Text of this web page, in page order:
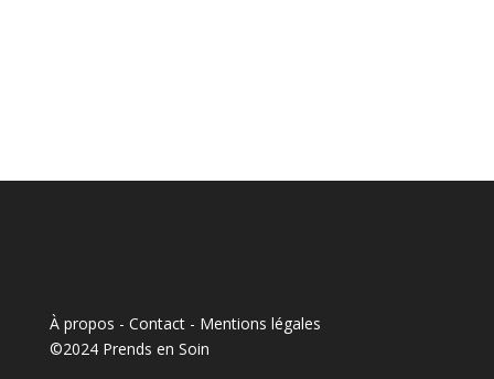
À propos - Contact- Mentions légales
©2024 Prends en Soin